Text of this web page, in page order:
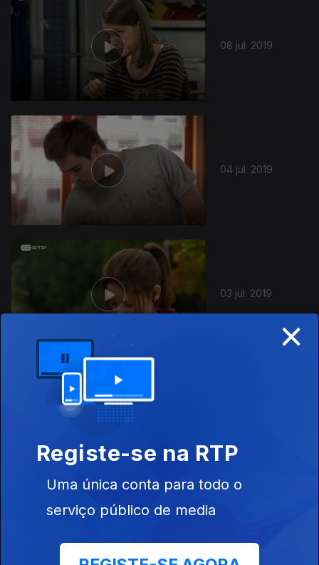
08 jul. 2019
04 jul. 2019
03 jul. 2019
416235
01 jul. 2019
×
Registe-se na RTP
Uma única conta para todo o
serviço público de media